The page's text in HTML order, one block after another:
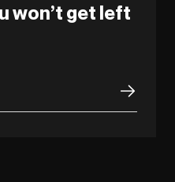
won’t get left